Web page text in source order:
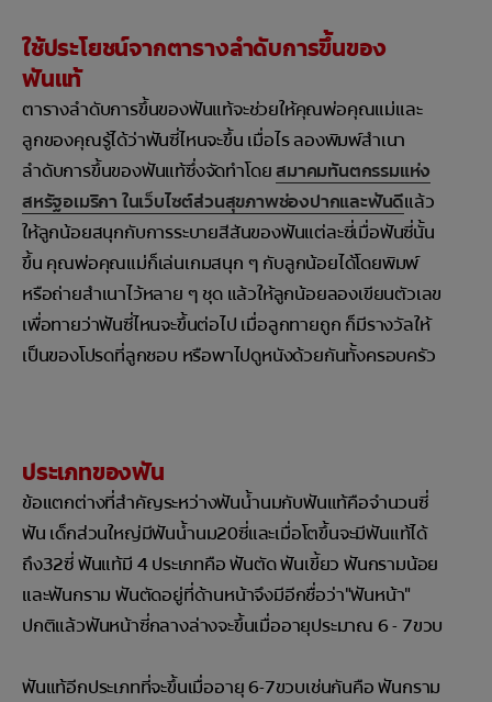
ใช้ประโยชน์จากตารางลำดับการขึ้นของ
ฟันแท้
ตารางลำดับการขึ้นของฟันแท้จะช่วยให้คุณพ่อคุณแม่และ
ลูกของคุณรู้ได้ว่าฟันซี่ไหนจะขึ้น เมื่อไร ลองพิมพ์สำเนา
ลำดับการขึ้นของฟันแท้ซึ่งจัดทำโดยสมาคมทันตกรรมแห่ง
สหรัฐอเมริกา ในเว็บไซต์ส่วนสุขภาพช่องปากและฟันดีแล้ว
ให้ลูกน้อยสนุกกับการระบายสีสันของฟันแต่ละซี่เมื่อฟันซี่นั้น
ขึ้น คุณพ่อคุณแม่ก็เล่นเกมสนุก ๆ กับลูกน้อยได้โดยพิมพ์
หรือถ่ายสำเนาไว้หลาย ๆ ชุด แล้วให้ลูกน้อยลองเขียนตัวเลข
เพื่อทายว่าฟันซี่ไหนจะขึ้นต่อไป เมื่อลูกทายถูก ก็มีรางวัลให้
เป็นของโปรดที่ลูกชอบ หรือพาไปดูหนังด้วยกันทั้งครอบครัว
ประเภทของฟัน
ข้อแตกต่างที่สำคัญระหว่างฟันน้ำนมกับฟันแท้คือจำนวนซี่
ฟัน เด็กส่วนใหญ่มีฟันน้ำนม20ซี่และเมื่อโตขึ้นจะมีฟันแท้ได้
ถึง32ซี่ ฟันแท้มี 4 ประเภทคือ ฟันตัด ฟันเขี้ยว ฟันกรามน้อย
และฟันกราม ฟันตัดอยู่ที่ด้านหน้าจึงมีอีกชื่อว่า"ฟันหน้า"
ปกติแล้วฟันหน้าซี่กลางล่างจะขึ้นเมื่ออายุประมาณ 6 - 7ขวบ
ฟันแท้อีกประเภทที่จะขึ้นเมื่ออายุ 6-7ขวบเช่นกันคือ ฟันกราม